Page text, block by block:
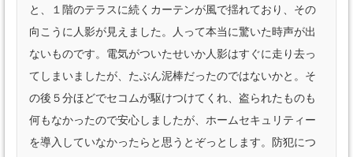
と、１階のテラスに続くカーテンが風で揺れており、その
向こうに人影が見えました。人って本当に驚いた時声が出
ないものです。電気がついたせいか人影はすぐに走り去っ
てしまいましたが、たぶん泥棒だったのではないかと。そ
の後５分ほどでセコムが駆けつけてくれ、盗られたものも
何もなかったので安心しましたが、ホームセキュリティー
を導入していなかったらと思うとぞっとします。防犯につ